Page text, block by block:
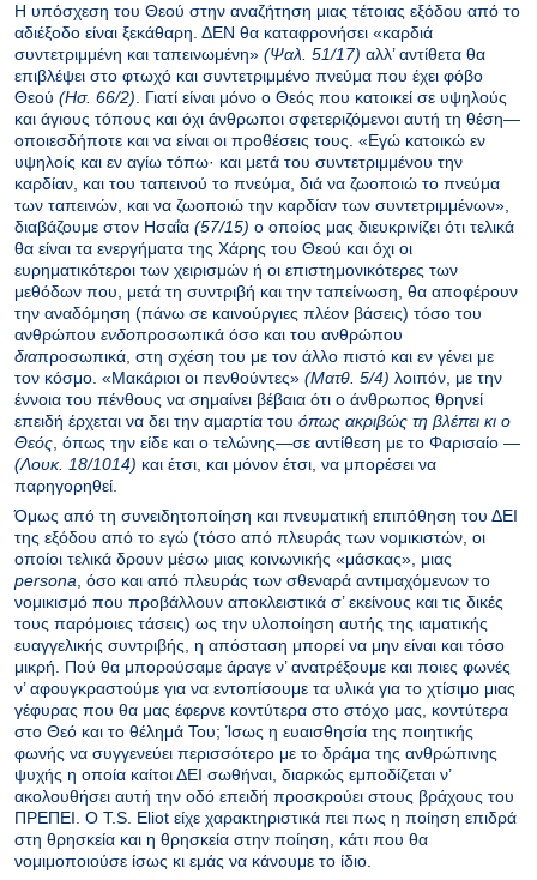
Η υπόσχεση του Θεού στην αναζήτηση μιας τέτοιας εξόδου από το
αδιέξοδο είναι ξεκάθαρη. ΔΕΝ θα καταφρονήσει «καρδιά
συντετριμμένη και ταπεινωμένη» (Ψαλ. 51/17) αλλ’ αντίθετα θα
επιβλέψει στο φτωχό και συντετριμμένο πνεύμα που έχει φόβο
Θεού (Ησ. 66/2) . Γιατί είναι μόνο ο Θεός που κατοικεί σε υψηλούς
και άγιους τόπους και όχι άνθρωποι σφετεριζόμενοι αυτή τη θέση—
οποιεσδήποτε και να είναι οι προθέσεις τους. «Εγώ κατοικώ εν
υψηλοίς και εν αγίω τόπω· και μετά του συντετριμμένου την
καρδίαν, και του ταπεινού το πνεύμα, διά να ζωοποιώ το πνεύμα
των ταπεινών, και να ζωοποιώ την καρδίαν των συντετριμμένων»,
διαβάζουμε στον Ησαΐα (57/15) ο οποίος μας διευκρινίζει ότι τελικά
θα είναι τα ενεργήματα της Χάρης του Θεού και όχι οι
ευρηματικότεροι των χειρισμών ή οι επιστημονικότερες των
μεθόδων που, μετά τη συντριβή και την ταπείνωση, θα αποφέρουν
την αναδόμηση (πάνω σε καινούργιες πλέον βάσεις) τόσο του
ανθρώπου ενδοπροσωπικά όσο και του ανθρώπου
διαπροσωπικά, στη σχέση του με τον άλλο πιστό και εν γένει με
τον κόσμο. «Μακάριοι οι πενθούντες» (Ματθ. 5/4) λοιπόν, με την
έννοια του πένθους να σημαίνει βέβαια ότι ο άνθρωπος θρηνεί
επειδή έρχεται να δει την αμαρτία του όπως ακριβώς τη βλέπει κι ο
Θεός , όπως την είδε και ο τελώνης—σε αντίθεση με το Φαρισαίο —
(Λουκ. 18/1014) και έτσι, και μόνον έτσι, να μπορέσει να
παρηγορηθεί.
Όμως από τη συνειδητοποίηση και πνευματική επιπόθηση του ΔΕΙ
της εξόδου από το εγώ (τόσο από πλευράς των νομικιστών, οι
οποίοι τελικά δρουν μέσω μιας κοινωνικής «μάσκας», μιας
persona, όσο και από πλευράς των σθεναρά αντιμαχόμενων το
νομικισμό που προβάλλουν αποκλειστικά σ’ εκείνους και τις δικές
τους παρόμοιες τάσεις) ως την υλοποίηση αυτής της ιαματικής
ευαγγελικής συντριβής, η απόσταση μπορεί να μην είναι και τόσο
μικρή. Πού θα μπορούσαμε άραγε ν’ ανατρέξουμε και ποιες φωνές
ν’ αφουγκραστούμε για να εντοπίσουμε τα υλικά για το χτίσιμο μιας
γέφυρας που θα μας έφερνε κοντύτερα στο στόχο μας, κοντύτερα
στο Θεό και το θέλημά Του; Ίσως η ευαισθησία της ποιητικής
φωνής να συγγενεύει περισσότερο με το δράμα της ανθρώπινης
ψυχής η οποία καίτοι ΔΕΙ σωθήναι, διαρκώς εμποδίζεται ν’
ακολουθήσει αυτή την οδό επειδή προσκρούει στους βράχους του
ΠΡΕΠΕΙ. Ο Τ.S. Eliot είχε χαρακτηριστικά πει πως η ποίηση επιδρά
στη θρησκεία και η θρησκεία στην ποίηση, κάτι που θα
νομιμοποιούσε ίσως κι εμάς να κάνουμε το ίδιο.